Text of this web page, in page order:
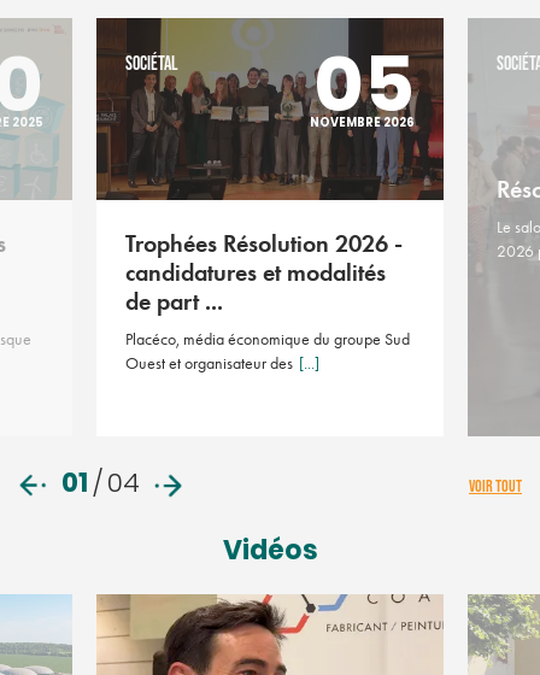
2025
SOCIÉTAL 05
NOVEMBRE 2026
Trophées Résolution 2026 -
candidatures et modalités
de part ...
Placéco, média économique du groupe Sud
Ouest et organisateur des [...]
Le
2026
01/04 VOIR TOUT
Vidéos